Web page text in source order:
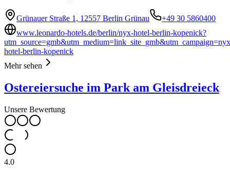
Grünauer Straße 1, 12557 Berlin Grünau
+49 30 5860400
www.leonardo-hotels.de/berlin/nyx-hotel-berlin-kopenick?
hotel-berlin-kopenick
Mehr sehen
Ostereiersuche im Park am Gleisdreieck
Unsere Bewertung
4.0